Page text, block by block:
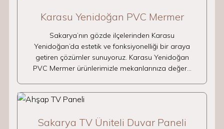
Karasu Yenidoğan PVC Mermer
Sakarya’nın gözde ilçelerinden Karasu
Yenidoğan’da estetik ve fonksiyonelliği bir araya
getiren çözümler sunuyoruz. Karasu Yenidoğan
PVC Mermer ürünlerimizle mekanlarınıza değer…
Sakarya TV Üniteli Duvar Paneli